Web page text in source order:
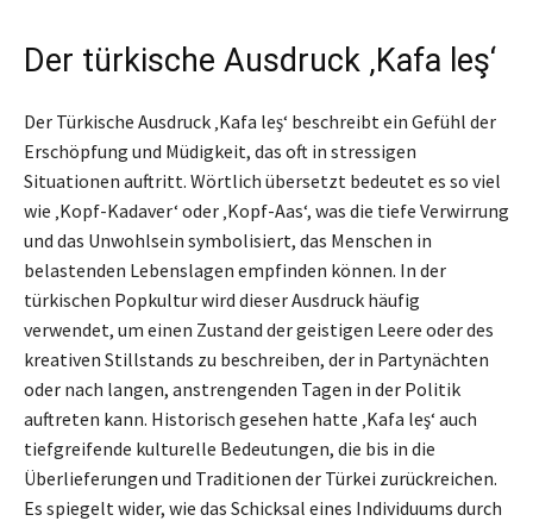
Der türkische Ausdruck ‚Kafa leş‘
Der Türkische Ausdruck ‚Kafa leş‘ beschreibt ein Gefühl der
Erschöpfung und Müdigkeit, das oft in stressigen
Situationen auftritt. Wörtlich übersetzt bedeutet es so viel
wie ‚Kopf-Kadaver‘ oder ‚Kopf-Aas‘, was die tiefe Verwirrung
und das Unwohlsein symbolisiert, das Menschen in
belastenden Lebenslagen empfinden können. In der
türkischen Popkultur wird dieser Ausdruck häufig
verwendet, um einen Zustand der geistigen Leere oder des
kreativen Stillstands zu beschreiben, der in Partynächten
oder nach langen, anstrengenden Tagen in der Politik
auftreten kann. Historisch gesehen hatte ‚Kafa leş‘ auch
tiefgreifende kulturelle Bedeutungen, die bis in die
Überlieferungen und Traditionen der Türkei zurückreichen.
Es spiegelt wider, wie das Schicksal eines Individuums durch